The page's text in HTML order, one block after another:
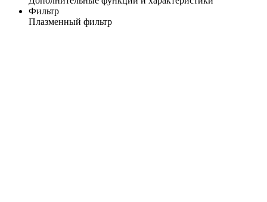
Фильтр
Плазменный фильтр